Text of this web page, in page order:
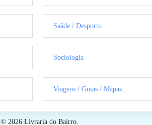
Saãde / Desporto
Sociologia
Viagens / Guias / Mapas
© 2026 Livraria do Bairro.